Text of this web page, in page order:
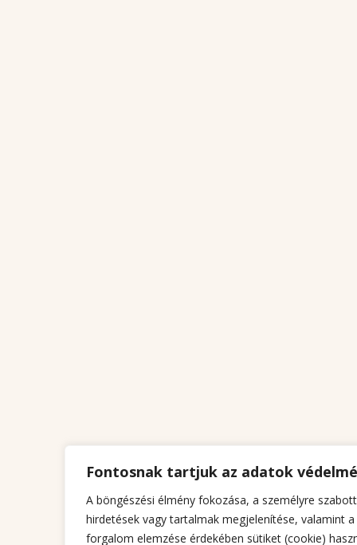
Fontosnak tartjuk az adatok
A böngészési élmény fokozása, a személyre szabott
hirdetések vagy tartalmak megjelenítése, valamint a
forgalom elemzése érdekében sütiket (cookie)